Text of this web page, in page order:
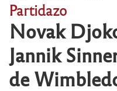
Partidazo
Novak
Jannik
de